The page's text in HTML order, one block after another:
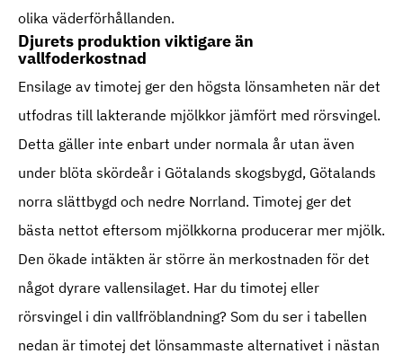
olika väderförhållanden.
Djurets produktion viktigare än
vallfoderkostnad
Ensilage av timotej ger den högsta lönsamheten när det
utfodras till lakterande mjölkkor jämfört med rörsvingel.
Detta gäller inte enbart under normala år utan även
under blöta skördeår i Götalands skogsbygd, Götalands
norra slättbygd och nedre Norrland. Timotej ger det
bästa nettot eftersom mjölkkorna producerar mer mjölk.
Den ökade intäkten är större än merkostnaden för det
något dyrare vallensilaget. Har du timotej eller
rörsvingel i din vallfröblandning? Som du ser i tabellen
nedan är timotej det lönsammaste alternativet i nästan